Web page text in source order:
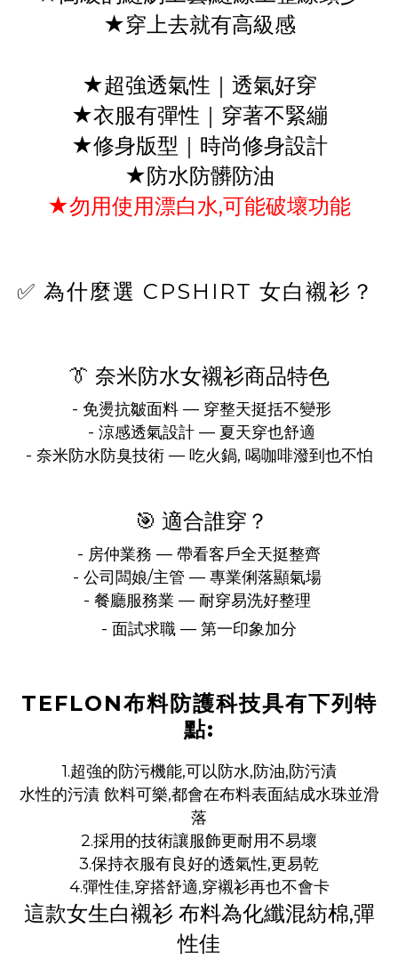
★穿上去就有高級感
★超強透氣性｜透氣好穿
★衣服有彈性｜穿著不緊繃
★修身版型｜時尚修身設計
★防水防髒防油
★勿用使用漂白水,可能破壞功能
✅ 為什麼選 CPSHIRT 女白襯衫？
👔 奈米防水女襯衫商品特色
- 免燙抗皺面料 — 穿整天挺括不變形
- 涼感透氣設計 — 夏天穿也舒適
- 奈米防水防臭技術 — 吃火鍋, 喝咖啡潑到也不怕
🎯 適合誰穿？
- 房仲業務 — 帶看客戶全天挺整齊
- 公司闆娘/主管 — 專業俐落顯氣場
- 餐廳服務業 — 耐穿易洗好整理
- 面試求職 — 第一印象加分
TEFLON布料防護科技具有下列特
點:
1.超強的防污機能,可以防水,防油,防污漬
水性的污漬 飲料可樂,都會在布料表面結成水珠並滑
落
2.採用的技術讓服飾更耐用不易壞
3.保持衣服有良好的透氣性,更易乾
4.彈性佳,穿搭舒適,穿襯衫再也不會卡
這款女生白襯衫 布料為化纖混紡棉,彈
性佳